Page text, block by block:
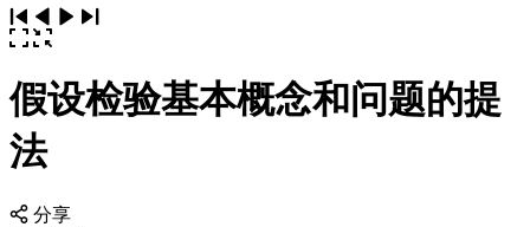
假设检验基本概念和问题的提
法
分享